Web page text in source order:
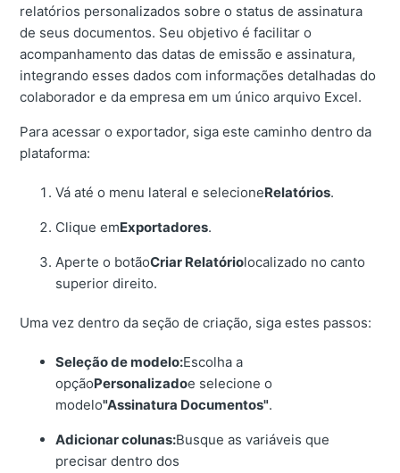
relatórios personalizados sobre o status de assinatura
de seus documentos. Seu objetivo é facilitar o
acompanhamento das datas de emissão e assinatura,
integrando esses dados com informações detalhadas do
colaborador e da empresa em um único arquivo Excel.
Para acessar o exportador, siga este caminho dentro da
plataforma:
Vá até o menu lateral e selecioneRelatórios.
Clique emExportadores.
Aperte o botãoCriar Relatóriolocalizado no canto
superior direito.
Uma vez dentro da seção de criação, siga estes passos:
Seleção de modelo:Escolha a
opçãoPersonalizadoe selecione o
modelo"Assinatura Documentos".
Adicionar colunas:Busque as variáveis que
precisar dentro dos